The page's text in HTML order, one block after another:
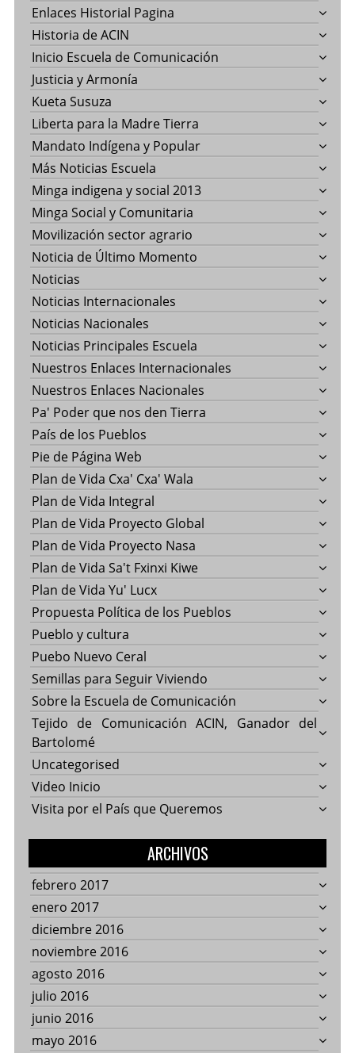
Enlaces Historial Pagina
Historia de ACIN
Inicio Escuela de Comunicación
Justicia y Armonía
Kueta Susuza
Liberta para la Madre Tierra
Mandato Indígena y Popular
Más Noticias Escuela
Minga indigena y social 2013
Minga Social y Comunitaria
Movilización sector agrario
Noticia de Último Momento
Noticias
Noticias Internacionales
Noticias Nacionales
Noticias Principales Escuela
Nuestros Enlaces Internacionales
Nuestros Enlaces Nacionales
Pa' Poder que nos den Tierra
País de los Pueblos
Pie de Página Web
Plan de Vida Cxa' Cxa' Wala
Plan de Vida Integral
Plan de Vida Proyecto Global
Plan de Vida Proyecto Nasa
Plan de Vida Sa't Fxinxi Kiwe
Plan de Vida Yu' Lucx
Propuesta Política de los Pueblos
Pueblo y cultura
Puebo Nuevo Ceral
Semillas para Seguir Viviendo
Sobre la Escuela de Comunicación
Tejido de Comunicación ACIN, Ganador del
Bartolomé
Uncategorised
Video Inicio
Visita por el País que Queremos
ARCHIVOS
febrero 2017
enero 2017
diciembre 2016
noviembre 2016
agosto 2016
julio 2016
junio 2016
mayo 2016